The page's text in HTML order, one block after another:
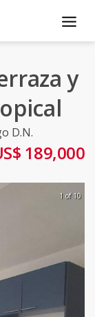
y
D.N.
189,000
1 of 10